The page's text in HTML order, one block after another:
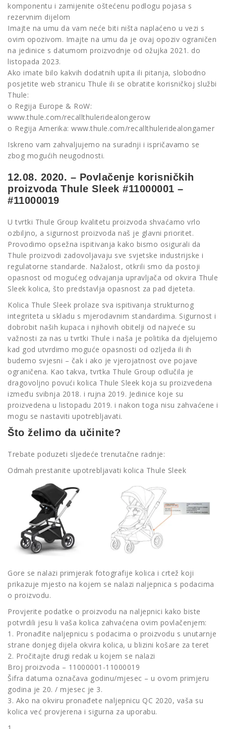
komponentu i zamijenite oštećenu podlogu pojasa s
rezervnim dijelom
Imajte na umu da vam neće biti ništa naplaćeno u vezi s
ovim opozivom. Imajte na umu da je ovaj opoziv ograničen
na jedinice s datumom proizvodnje od ožujka 2021. do
listopada 2023.
Ako imate bilo kakvih dodatnih upita ili pitanja, slobodno
posjetite web stranicu Thule ili se obratite korisničkoj službi
Thule:
o Regija Europe & RoW:
www.thule.com/recallthuleridealongerow
o Regija Amerika: www.thule.com/recallthuleridealongamer
Iskreno vam zahvaljujemo na suradnji i ispričavamo se
zbog mogućih neugodnosti.
12.08. 2020. – Povlačenje korisničkih
proizvoda Thule Sleek #11000001 –
#11000019
U tvrtki Thule Group kvalitetu proizvoda shvaćamo vrlo
ozbiljno, a sigurnost proizvoda naš je glavni prioritet.
Provodimo opsežna ispitivanja kako bismo osigurali da
Thule proizvodi zadovoljavaju sve svjetske industrijske i
regulatorne standarde. Nažalost, otkrili smo da postoji
opasnost od mogućeg odvajanja upravljača od okvira Thule
Sleek kolica, što predstavlja opasnost za pad djeteta.
Kolica Thule Sleek prolaze sva ispitivanja strukturnog
integriteta u skladu s mjerodavnim standardima. Sigurnost i
dobrobit naših kupaca i njihovih obitelji od najveće su
važnosti za nas u tvrtki Thule i naša je politika da djelujemo
kad god utvrdimo moguće opasnosti od ozljeda ili ih
budemo svjesni – čak i ako je vjerojatnost ove pojave
ograničena. Kao takva, tvrtka Thule Group odlučila je
dragovoljno povući kolica Thule Sleek koja su proizvedena
između svibnja 2018. i rujna 2019. Jedinice koje su
proizvedena u listopadu 2019. i nakon toga nisu zahvaćene i
mogu se nastaviti upotrebljavati.
Što želimo da učinite?
Trebate poduzeti sljedeće trenutačne radnje:
Odmah prestanite upotrebljavati kolica Thule Sleek
Gore se nalazi primjerak fotografije kolica i crtež koji
prikazuje mjesto na kojem se nalazi naljepnica s podacima
o proizvodu.
Provjerite podatke o proizvodu na naljepnici kako biste
potvrdili jesu li vaša kolica zahvaćena ovim povlačenjem:
1. Pronađite naljepnicu s podacima o proizvodu s unutarnje
strane donjeg dijela okvira kolica, u blizini košare za teret
2. Pročitajte drugi redak u kojem se nalazi
Broj proizvoda – 11000001-11000019
Šifra datuma označava godinu/mjesec – u ovom primjeru
godina je 20. / mjesec je 3.
3. Ako na okviru pronađete naljepnicu QC 2020, vaša su
kolica već provjerena i sigurna za uporabu.